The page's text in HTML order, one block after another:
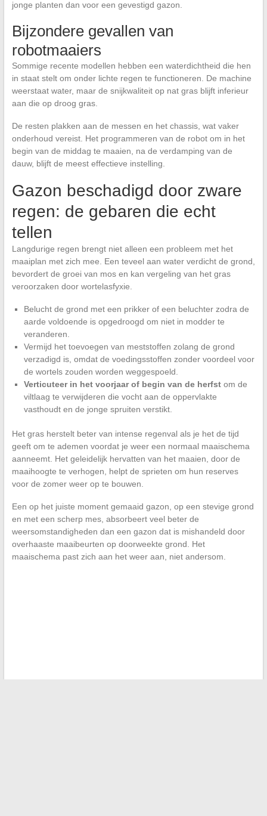
jonge planten dan voor een gevestigd gazon.
Bijzondere gevallen van
robotmaaiers
Sommige recente modellen hebben een waterdichtheid die hen
in staat stelt om onder lichte regen te functioneren. De machine
weerstaat water, maar de snijkwaliteit op nat gras blijft inferieur
aan die op droog gras.
De resten plakken aan de messen en het chassis, wat vaker
onderhoud vereist. Het programmeren van de robot om in het
begin van de middag te maaien, na de verdamping van de
dauw, blijft de meest effectieve instelling.
Gazon beschadigd door zware
regen: de gebaren die echt
tellen
Langdurige regen brengt niet alleen een probleem met het
maaiplan met zich mee. Een teveel aan water verdicht de grond,
bevordert de groei van mos en kan vergeling van het gras
veroorzaken door wortelasfyxie.
Belucht de grond met een prikker of een beluchter zodra de
aarde voldoende is opgedroogd om niet in modder te
veranderen.
Vermijd het toevoegen van meststoffen zolang de grond
verzadigd is, omdat de voedingsstoffen zonder voordeel voor
de wortels zouden worden weggespoeld.
Verticuteer in het voorjaar of begin van de herfstom de
viltlaag te verwijderen die vocht aan de oppervlakte
vasthoudt en de jonge spruiten verstikt.
Het gras herstelt beter van intense regenval als je het de tijd
geeft om te ademen voordat je weer een normaal maaischema
aanneemt. Het geleidelijk hervatten van het maaien, door de
maaihoogte te verhogen, helpt de sprieten om hun reserves
voor de zomer weer op te bouwen.
Een op het juiste moment gemaaid gazon, op een stevige grond
en met een scherp mes, absorbeert veel beter de
weersomstandigheden dan een gazon dat is mishandeld door
overhaaste maaibeurten op doorweekte grond. Het
maaischema past zich aan het weer aan, niet andersom.